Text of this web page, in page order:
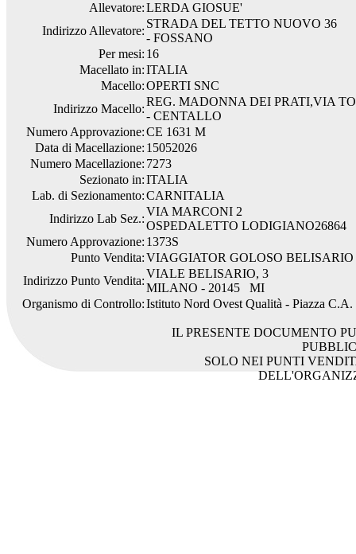
Allevatore:LERDA GIOSUE'
Indirizzo Allevatore:
STRADA DEL TETTO NUOVO 36
- FOSSANO
Per mesi: 16
Macellato in:ITALIA
Macello:OPERTI SNC
Indirizzo Macello:
REG. MADONNA DEI PRATI,VIA
- CENTALLO
Numero Approvazione:CE 1631 M
Data di Macellazione: 15052026
Numero Macellazione: 7273
Sezionato in:ITALIA
Lab. di Sezionamento:CARNITALIA
Indirizzo Lab Sez.:
VIA MARCONI 2
OSPEDALETTO LODIGIANO26864
Numero Approvazione: 1373S
Punto Vendita:VIAGGIATOR GOLOSO BELISARIO
Indirizzo Punto Vendita:
VIALE BELISARIO, 3
MILANO - 20145 MI
Organismo di Controllo:Istituto Nord Ovest Qualità - Piazza
IL PRESENTE DOCUMENTO
SOLO NEI PUNTI